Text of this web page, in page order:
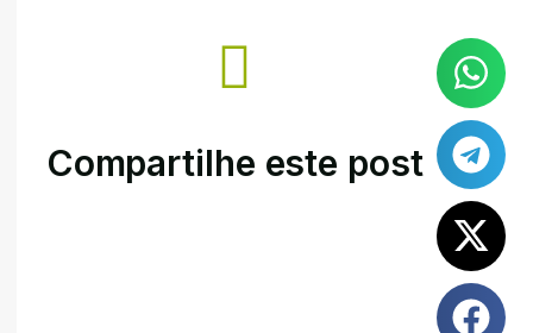
Compartilhe este post